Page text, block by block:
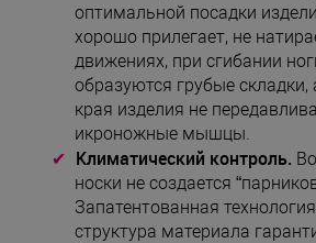
оптимальной посадки
хорошо прилегает, не
движениях, при сгибании
образуются грубые складки,
края изделия не
икроножные мышцы.
Климатический контроль.
носки не создается
Запатентованная
структура материала